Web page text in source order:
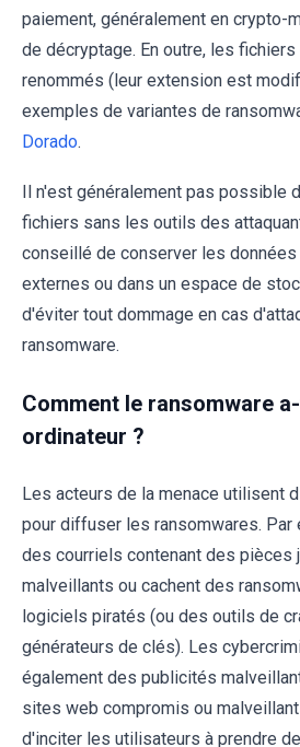
paiement, généralement en crypto-
de décryptage. En outre, les
renommés (leur extension est
exemples de variantes de
Dorado.
Il n'est généralement pas possible
fichiers sans les outils des
conseillé de conserver les
externes ou dans un espace de
d'éviter tout dommage en cas
ransomware.
Comment le ransomware
ordinateur ?
Les acteurs de la menace utilisent
pour diffuser les ransomwares. Par
des courriels contenant des pièces
malveillants ou cachent des
logiciels piratés (ou des outils de
générateurs de clés). Les
également des publicités
sites web compromis ou
d'inciter les utilisateurs à prendre